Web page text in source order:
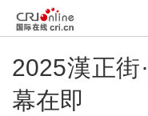
2025漢正街
幕在即